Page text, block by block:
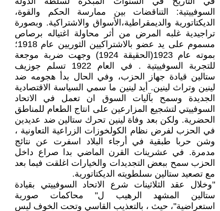
السوفييتية: التناقضات بين ممارسة الحكم والقوة،
الديكتاتورية والديمقراطية،الأسواق والاشتراكية. وبصورة
تراجيدية غلبه المرض من أثر محاولة اغتياله برصاص
مسموم على يد عضو بالاشتراكيين الثوريين عام 1918؛
بموته عام 1923(الحقيقة 1924) وجهت ضربة موجعة
للتجربة السوفييتية . في العام 1922 تسلم جوزيف
ستالين قيادة جهاز الحزب، وفي الحال بدأ هجومه ضد
لينين وتراث لينين. أيد لينين ما سمي السياسة الاقتصادية
الجديدة وسمح بآليات السوق ان تعمل في الاتحاد
السوفييتي لتشجيع المزارعين على انتاج الطعام للمناطق
الحضرية. ولكن بعد وفاة لينين تحرك ستالين ضد عديدين
في الحزب لفرض نظام الكولخوزات الزراعية التعاونية ،
وشن حربا طبقية في أرجاء البلاد اسفرت عن نتائج
مدمرة. في عشرينات القرن الماضي بدا صراع داخل
الحزب سمح ببعض التجديدات والخيارات اغلقت فيما بعد
مع تصعيد ستالين ىسلطويته الديكتاتورية.
"وخلال عقد الثلاثينات شرع الاتحاد السوفييتي بقيادة
ستالين المشهد الرهيب ل" محاكمات صورية
استعراضية"، حيث ، بالتعذيب القاسي وتحت الخوف ليس